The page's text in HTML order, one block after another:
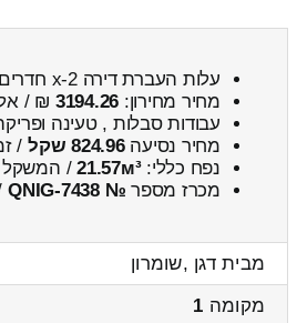
עלות העברת דירה 2-x חדרים ממבוא דותן ← לבית דגן
מחיר מחירון: 3194.26
₪ /
עבודות סבלות , טעינה
מחיר נסיעה824.96 שקל /
נפח כללי:21.57м³/ המשקל
מכרז מספר № QNIG-7438
מבית דגן ,שומרון
מקומה 1